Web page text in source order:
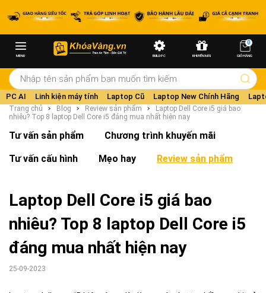
MENU BUILD PC KHUYẾN MÃI
0
GIỎ HÀNG
PC AI Linh kiện máy tính Laptop Cũ Laptop New Chính Hãng
Trang chủ Blog Review sản phẩm
Laptop Dell Core i5 giá bao
nhiêu? Top 8 laptop Dell Core i5 đáng mua nhất hiện nay
Tư vấn sản phẩm Chương trình khuyến mãi
Tư vấn cấu hình Mẹo hay Review sản phẩm
Laptop Dell Core i5 giá bao
nhiêu? Top 8 laptop Dell Core i5
đáng mua nhất hiện nay
25-09-2023